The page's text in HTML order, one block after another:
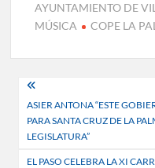
AYUNTAMIENTO DE
MÚSICA
COPE LA
Navegación
de
entradas
ASIER ANTONA “ESTE
PARA SANTA CRUZ DE LA
LEGISLATURA”
EL PASO CELEBRA LA XI